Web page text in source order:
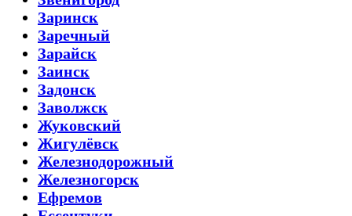
Заринск
Заречный
Зарайск
Заинск
Задонск
Заволжск
Жуковский
Жигулёвск
Железнодорожный
Железногорск
Ефремов